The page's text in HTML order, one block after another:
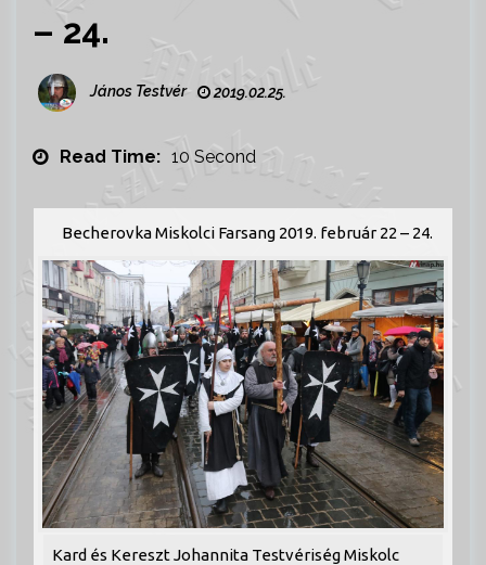
– 24.
János Testvér 2019.02.25.
Read Time: 10 Second
Becherovka Miskolci Farsang 2019. február 22 – 24.
Kard és Kereszt Johannita Testvériség Miskolc